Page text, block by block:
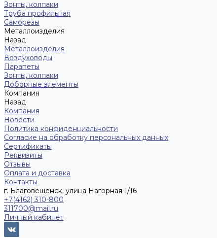
Зонты, колпаки
Труба профильная
Саморезы
Металлоизделия
Назад
Металлоизделия
Воздуховоды
Парапеты
Зонты, колпаки
Доборные элементы
Компания
Назад
Компания
Новости
Политика конфиденциальности
Согласие на обработку персональных данных
Сертификаты
Реквизиты
Отзывы
Оплата и доставка
Контакты
г. Благовещенск, улица Нагорная 1/16
+7(4162) 310-800
311700@mail.ru
Личный кабинет